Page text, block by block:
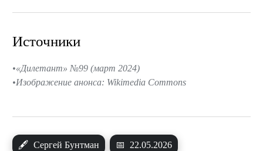
🖋 Сергей Бунтман 📅 22.05.2026
Источники
«Дилетант» №99 (март 2024)
Изображение анонса: Wikimedia Commons